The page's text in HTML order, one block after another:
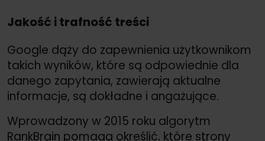
Jakość i trafność treści
Google dąży do zapewnienia użytkownikom
takich wyników, które są odpowiednie dla
danego zapytania, zawierają aktualne
informacje, są dokładne i angażujące.
Wprowadzony w 2015 roku algorytm
RankBrain pomaga określić, które strony